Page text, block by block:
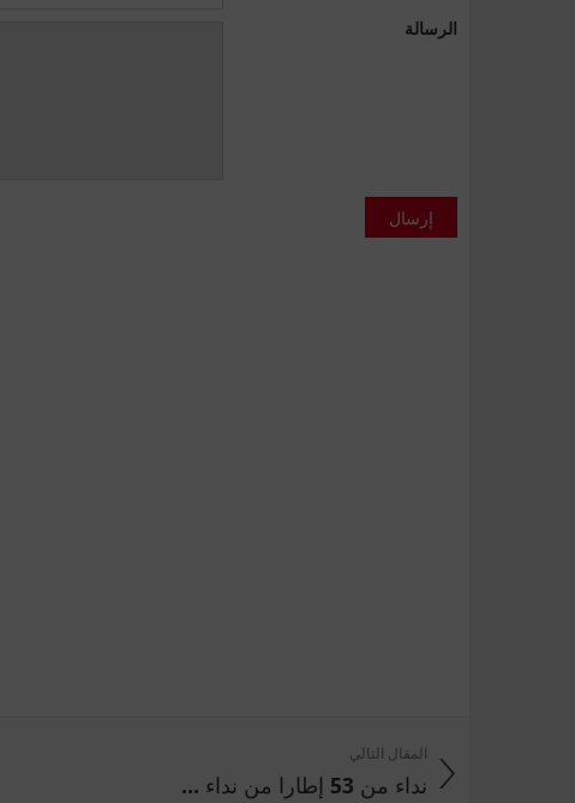
الرسالة
إرسال
المقال التالي
نداء من 53 إطارا من نداء ...